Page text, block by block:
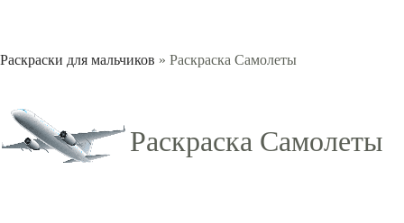
Раскраски для мальчиков » Раскраска Самолеты
Раскраска Самолеты